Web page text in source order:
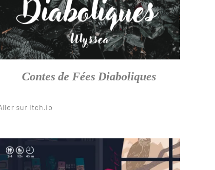
Contes de Fées Diaboliques
sur itch.io